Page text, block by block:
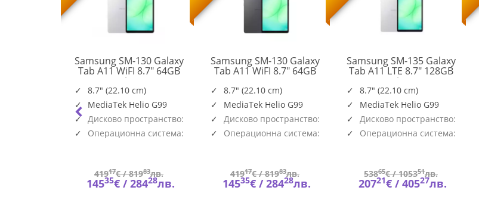
83L3001FBM
Samsung SM-130 Galaxy
Tab A11 WiFI 8.7" 64GB
Silver
X130NZSAEUE
8.7" (22.10 cm)
MediaTek Helio G99
Дисково пространство:
64GBОперационна система:
41917€ /81983лв.
14535€ /28428лв.
Samsung SM-130 Galaxy
Tab A11 WiFI 8.7" 64GB
X130NZAAEUE
8.7" (22.10 cm)
MediaTek Helio G99
Дисково пространство:
64GBОперационна система:
41917€ /81983лв.
14535€ /28428лв.
Samsung SM-135 Galaxy
Tab A11 LTE 8.7" 128GB
Silver
X135FZSEEUE
8.7" (22.10 cm)
MediaTek Helio G99
Дисково пространство:
128GBОперационна система:
53865€ /105351лв.
20721€ /40527лв.